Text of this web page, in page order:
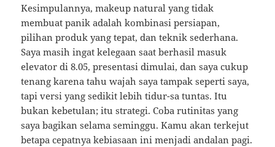
Kesimpulannya, makeup natural yang tidak
membuat panik adalah kombinasi persiapan,
pilihan produk yang tepat, dan teknik sederhana.
Saya masih ingat kelegaan saat berhasil masuk
elevator di 8.05, presentasi dimulai, dan saya cukup
tenang karena tahu wajah saya tampak seperti saya,
tapi versi yang sedikit lebih tidur-sa tuntas. Itu
bukan kebetulan; itu strategi. Coba rutinitas yang
saya bagikan selama seminggu. Kamu akan terkejut
betapa cepatnya kebiasaan ini menjadi andalan pagi.